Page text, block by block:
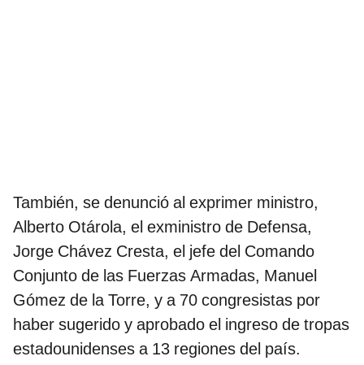
También, se denunció al exprimer ministro,
Alberto Otárola, el exministro de Defensa,
Jorge Chávez Cresta, el jefe del Comando
Conjunto de las Fuerzas Armadas, Manuel
Gómez de la Torre, y a 70 congresistas por
haber sugerido y aprobado el ingreso de tropas
estadounidenses a 13 regiones del país.